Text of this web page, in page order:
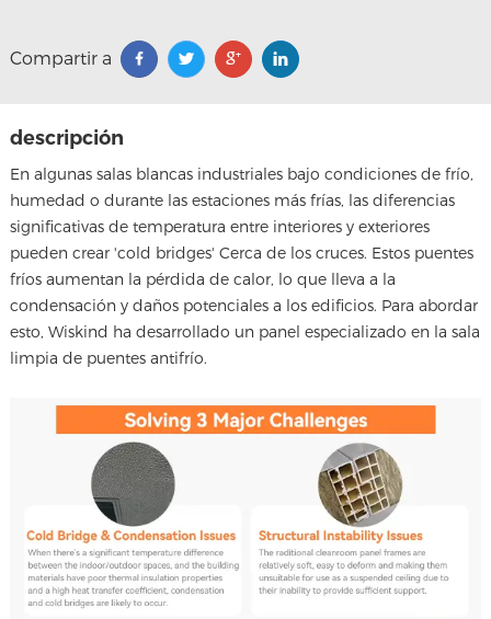
Compartir a
descripción
En algunas salas blancas industriales bajo condiciones de frío,
humedad o durante las estaciones más frías, las diferencias
significativas de temperatura entre interiores y exteriores
pueden crear 'cold bridges' Cerca de los cruces. Estos puentes
fríos aumentan la pérdida de calor, lo que lleva a la
condensación y daños potenciales a los edificios. Para abordar
esto, Wiskind ha desarrollado un panel especializado en la sala
limpia de puentes antifrío.